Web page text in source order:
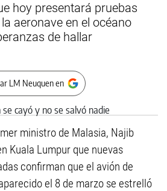
hoy presentará pruebas
aeronave en el océano
de hallar
LM Neuquen en
ministro de Malasia, Najib
Kuala Lumpur que nuevas
confirman que el avión de
el 8 de marzo se estrelló